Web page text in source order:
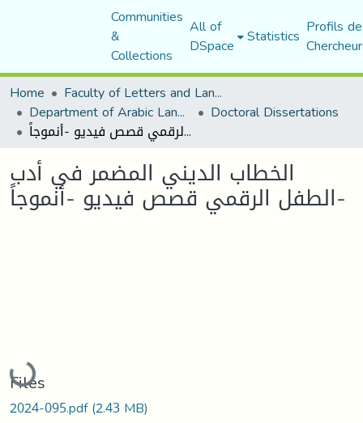
Communities
&
Collections
All of
DSpace Statistics Profils
Home
Faculty of Letters and Languages
Department of Arabic Language and Literature Doctoral Dissertations
الخطاب الديني المضمر في أدب الطفل الرقمي قصص فيديو -أنموجاً-
الخطاب الديني المضمر في أدب
الطفل الرقمي قصص فيديو -أنموجاً-
Loading...
Files
2024-095.pdf(2.43 MB)